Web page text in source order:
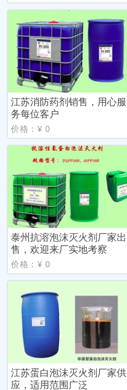
江苏消防药剂销售，用心服
务每位客户
价格：¥ 0
泰州抗溶泡沫灭火剂厂家出
售，欢迎来厂实地考察
价格：¥ 0
江苏蛋白泡沫灭火剂厂家供
应，适用范围广泛